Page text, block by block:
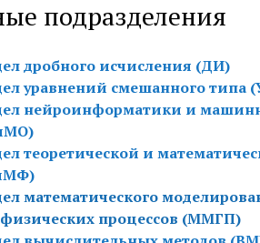
подразделения
дробного исчисления (ДИ)
уравнений смешанного типа
нейроинформатики и
теоретической и
математического
процессов (ММГП)